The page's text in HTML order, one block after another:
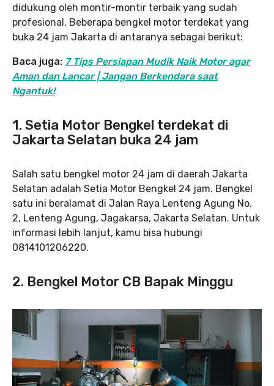
didukung oleh montir-montir terbaik yang sudah
profesional. Beberapa bengkel motor terdekat yang
buka 24 jam Jakarta di antaranya sebagai berikut:
Baca juga: 7 Tips Persiapan Mudik Naik Motor agar
Aman dan Lancar | Jangan Berkendara saat
Ngantuk!
1. Setia Motor Bengkel terdekat di
Jakarta Selatan buka 24 jam
Salah satu bengkel motor 24 jam di daerah Jakarta
Selatan adalah Setia Motor Bengkel 24 jam. Bengkel
satu ini beralamat di Jalan Raya Lenteng Agung No.
2, Lenteng Agung, Jagakarsa, Jakarta Selatan. Untuk
informasi lebih lanjut, kamu bisa hubungi
0814101206220.
2. Bengkel Motor CB Bapak Minggu